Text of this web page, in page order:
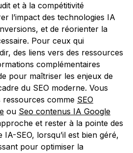
et à la compétitivité
l’impact des technologies IA
et de réorienter la
Pour ceux qui
des liens vers des ressources
complémentaires
pour maîtriser les enjeux de
du SEO moderne. Vous
comme SEO
ou Seo contenus IA Google
et rester à la pointe des
IA-SEO, lorsqu’il est bien géré,
pour optimiser la